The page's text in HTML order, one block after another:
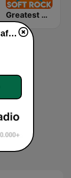
Greatest Hits Soft Rock
GotRadio - Soft Rock Cafe en línea